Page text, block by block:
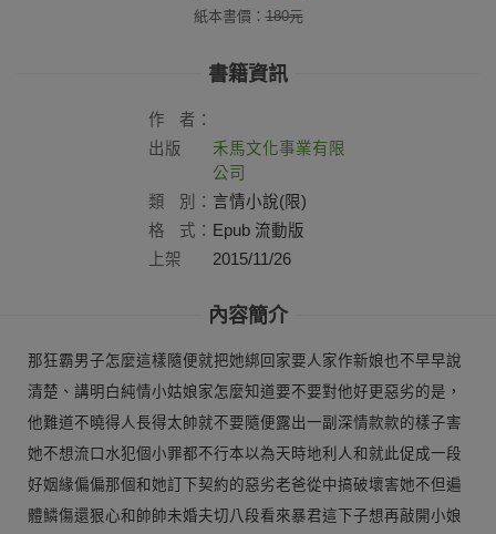
紙本書價：180元
書籍資訊
作
者：
出版
禾馬文化事業有限
公司
類
別： 言情小說(限)
格
式： Epub 流動版
上架
2015/11/26
內容簡介
那狂霸男子怎麼這樣隨便就把她綁回家要人家作新娘也不早早說
清楚、講明白純情小姑娘家怎麼知道要不要對他好更惡劣的是，
他難道不曉得人長得太帥就不要隨便露出一副深情款款的樣子害
她不想流口水犯個小罪都不行本以為天時地利人和就此促成一段
好姻緣偏偏那個和她訂下契約的惡劣老爸從中搞破壞害她不但遍
體鱗傷還狠心和帥帥未婚夫切八段看來暴君這下子想再敲開小娘